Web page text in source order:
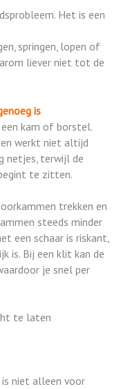
Het is een
springen, lopen of
liever niet tot de
is
kam of borstel.
werkt niet altijd
netjes, terwijl de
te zitten.
trekken en
steeds minder
een schaar is riskant,
is. Bij een klit kan de
je snel per
te laten
niet alleen voor